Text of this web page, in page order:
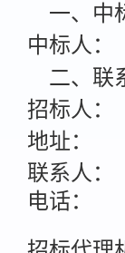
一、中
中标人：
二、联
招标人：
地址：
联系人：
电话：